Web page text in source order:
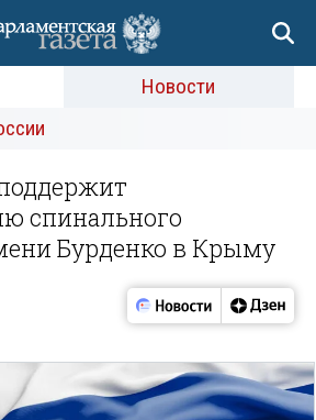
Новости
спинального
Бурденко в Крыму